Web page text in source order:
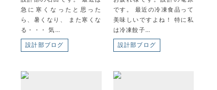
急に寒くなったと思った
ら、暑くなり、 また寒くな
る・・・ 気…
設計部ブログ
です。 最近の冷凍食品って
美味しいですよね！ 特に私
は冷凍餃子…
設計部ブログ